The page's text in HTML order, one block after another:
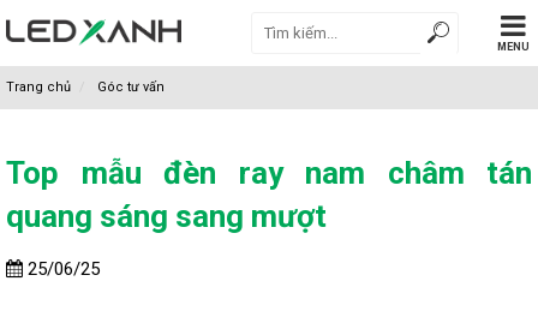
MENU
Trang chủ Góc tư vấn
Top mẫu đèn ray nam châm tán
quang sáng sang mượt
25/06/25